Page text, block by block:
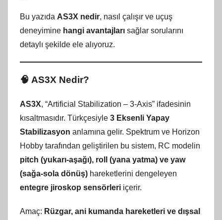
Bu yazıda AS3X nedir, nasıl çalışır ve uçuş
deneyimine hangi avantajları sağlar sorularını
detaylı şekilde ele alıyoruz.
🧠 AS3X Nedir?
AS3X, “Artificial Stabilization – 3-Axis” ifadesinin
kısaltmasıdır. Türkçesiyle 3 Eksenli Yapay
Stabilizasyon anlamına gelir. Spektrum ve Horizon
Hobby tarafından geliştirilen bu sistem, RC modelin
pitch (yukarı-aşağı), roll (yana yatma) ve yaw
(sağa-sola dönüş) hareketlerini dengeleyen
entegre jiroskop sensörleri içerir.
Amaç: Rüzgar, ani kumanda hareketleri ve dışsal